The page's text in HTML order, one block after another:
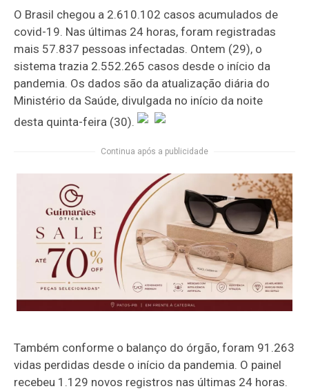
O Brasil chegou a 2.610.102 casos acumulados de
covid-19. Nas últimas 24 horas, foram registradas
mais 57.837 pessoas infectadas. Ontem (29), o
sistema trazia 2.552.265 casos desde o início da
pandemia. Os dados são da atualização diária do
Ministério da Saúde, divulgada no início da noite
desta quinta-feira (30).
Continua após a publicidade
Também conforme o balanço do órgão, foram 91.263
vidas perdidas desde o início da pandemia. O painel
recebeu 1.129 novos registros nas últimas 24 horas.